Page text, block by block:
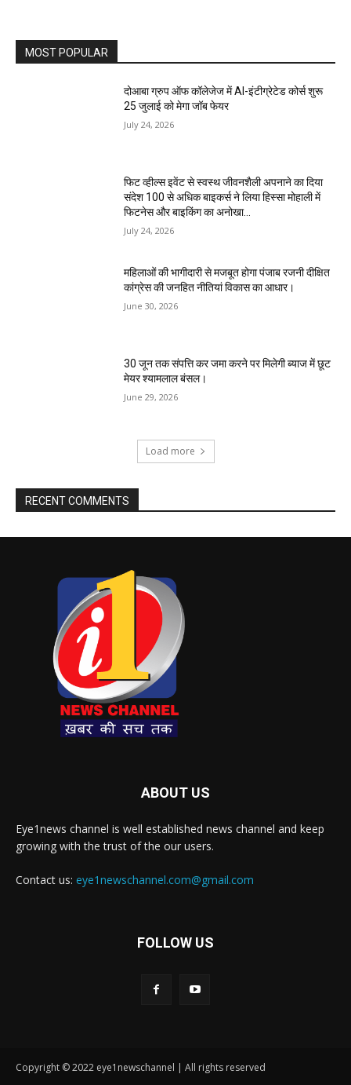
MOST POPULAR
दोआबा ग्रुप ऑफ कॉलेजेज में AI-इंटीग्रेटेड कोर्स शुरू
25 जुलाई को मेगा जॉब फेयर
July 24, 2026
फिट व्हील्स इवेंट से स्वस्थ जीवनशैली अपनाने का दिया
संदेश 100 से अधिक बाइकर्स ने लिया हिस्सा मोहाली में
फिटनेस और बाइकिंग का अनोखा...
July 24, 2026
महिलाओं की भागीदारी से मजबूत होगा पंजाब रजनी दीक्षित
कांग्रेस की जनहित नीतियां विकास का आधार।
June 30, 2026
30 जून तक संपत्ति कर जमा करने पर मिलेगी ब्याज में छूट
मेयर श्यामलाल बंसल।
June 29, 2026
Load more
RECENT COMMENTS
ABOUT US
Eye1news channel is well established news channel and keep
growing with the trust of the our users.
Contact us: eye1newschannel.com@gmail.com
FOLLOW US
Copyright © 2022 eye1newschannel | All rights reserved